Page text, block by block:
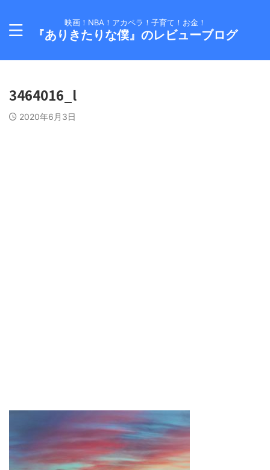
映画！NBA！アカペラ！子育て！お金！
『ありきたりな僕』のレビューブログ
3464016_l
2020年6月3日